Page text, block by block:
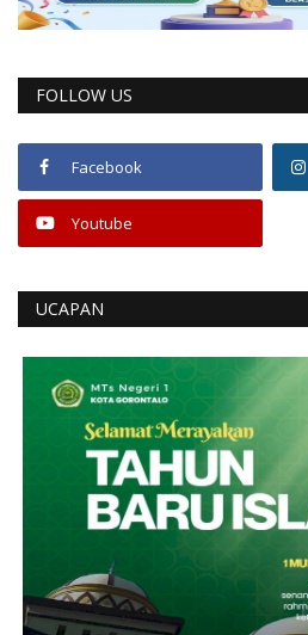
FOLLOW US
Facebook
Youtube
UCAPAN